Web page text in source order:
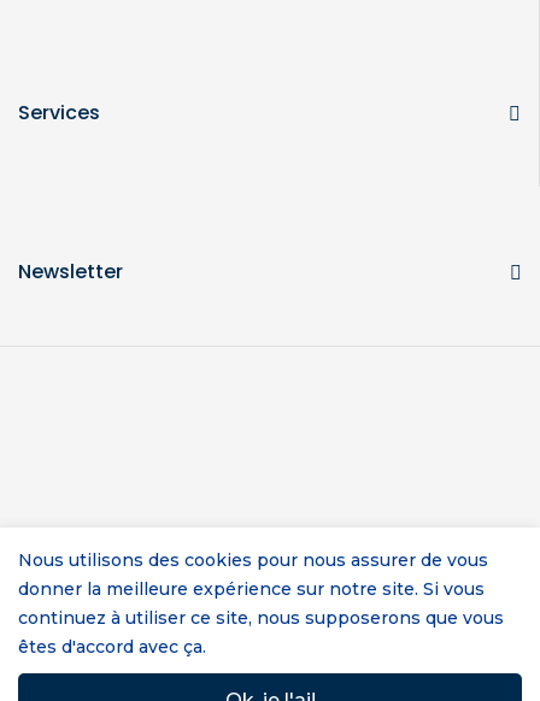
Services
Newsletter
COPYRIGHT © 2023 TREIZH À L'OUEST
🚀AVEC ❤️PAR
MEL&YOU
Nous utilisons des cookies pour nous assurer de vous
donner la meilleure expérience sur notre site. Si vous
continuez à utiliser ce site, nous supposerons que vous
êtes d'accord avec ça.